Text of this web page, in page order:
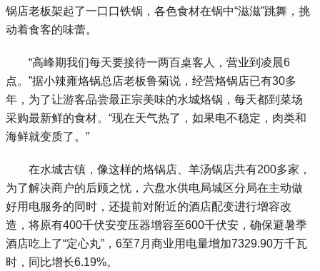
锅店老板架起了一口口铁锅，各色食材在锅中“滋滋”跳舞，挑
动着食客的味蕾。
“高峰期我们每天要接待一两百桌客人，营业到凌晨6
点。”据小辣雍烙锅总店老板鲁菊说，经营烙锅店已有30多
年，为了让游客品尝最正宗美味的水城烙锅，每天都到菜场
采购最新鲜的食材。“现在天气热了，如果电不稳定，肉类和
海鲜就变质了。”
在水城古镇，像这样的烙锅店、羊汤锅店共有200多家，
为了解决商户的后顾之忧，六盘水供电局城区分局在主动做
好用电服务的同时，还提前对附近的酒店配变进行增容改
造，将原有400千伏安变压器增容至600千伏安，确保避暑季
酒店吃上了“定心丸”，6至7月商业用电量增加7329.90万千瓦
时，同比增长6.19%。